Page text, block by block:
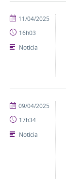
publicado
11/04/2025
16h03
Notícia
publicado
09/04/2025
17h34
Notícia